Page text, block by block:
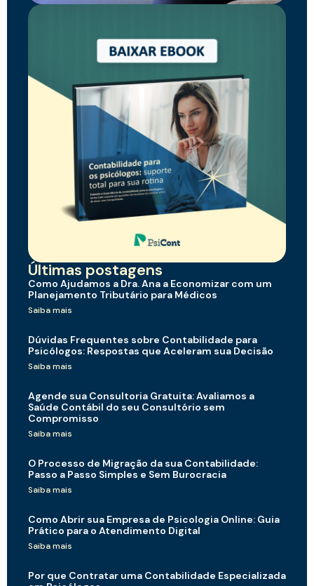
Últimas postagens
Como Ajudamos a Dra. Ana a Economizar com um
Planejamento Tributário para Médicos
Saiba mais
Dúvidas Frequentes sobre Contabilidade para
Psicólogos: Respostas que Aceleram sua Decisão
Saiba mais
Agende sua Consultoria Gratuita: Avaliamos a
Saúde Contábil do seu Consultório sem
Compromisso
Saiba mais
O Processo de Migração da sua Contabilidade:
Passo a Passo Simples e Sem Burocracia
Saiba mais
Como Abrir sua Empresa de Psicologia Online: Guia
Prático para o Atendimento Digital
Saiba mais
Por que Contratar uma Contabilidade Especializada